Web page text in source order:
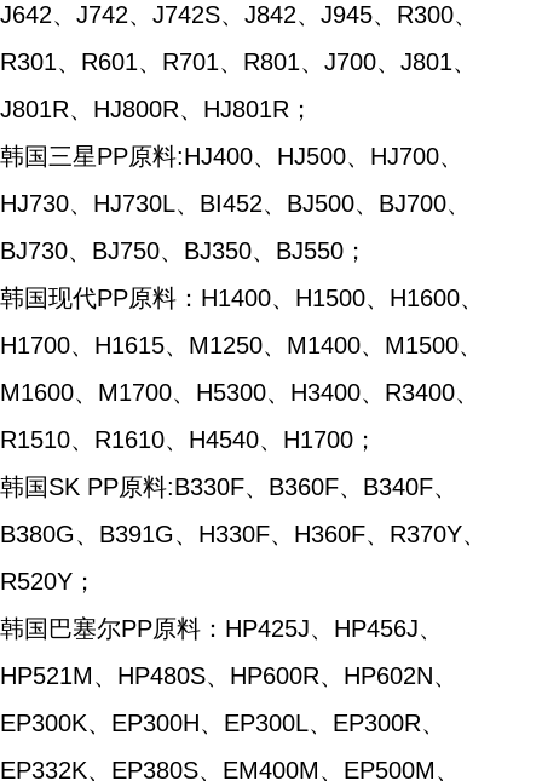
J642、J742、J742S、J842、J945、R300、
R301、R601、R701、R801、J700、J801、
J801R、HJ800R、HJ801R；
韩国三星PP原料:HJ400、HJ500、HJ700、
HJ730、HJ730L、BI452、BJ500、BJ700、
BJ730、BJ750、BJ350、BJ550；
韩国现代PP原料：H1400、H1500、H1600、
H1700、H1615、M1250、M1400、M1500、
M1600、M1700、H5300、H3400、R3400、
R1510、R1610、H4540、H1700；
韩国SK PP原料:B330F、B360F、B340F、
B380G、B391G、H330F、H360F、R370Y、
R520Y；
韩国巴塞尔PP原料：HP425J、HP456J、
HP521M、HP480S、HP600R、HP602N、
EP300K、EP300H、EP300L、EP300R、
EP332K、EP380S、EM400M、EP500M、